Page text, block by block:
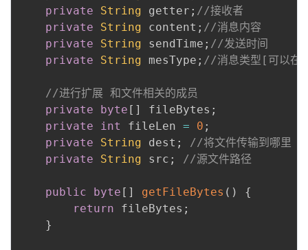
private
String getter ; //接收者
private
String content ; //消息内容
private
String sendTime ; //发送时间
private
String mesType ; //消息类型[可以在
//进行扩展 和文件相关的成员
private
byte [ ] fileBytes ;
private
int fileLen = 0 ;
private
String dest ;
//将文件传输到哪里
private
String src ; //源文件路径
public byte [ ] getFileBytes ( )
{
return fileBytes ;
}